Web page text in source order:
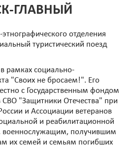
ГЛАВНЫЙ
отделения
туристический поезд
рамках социально-
"Своих не бросаем!". Его
с Государственным фондом
СВО "Защитники Отечества" при
и Ассоциации ветеранов
и реабилитационной
военнослужащим, получившим
их семей и семьям погибших